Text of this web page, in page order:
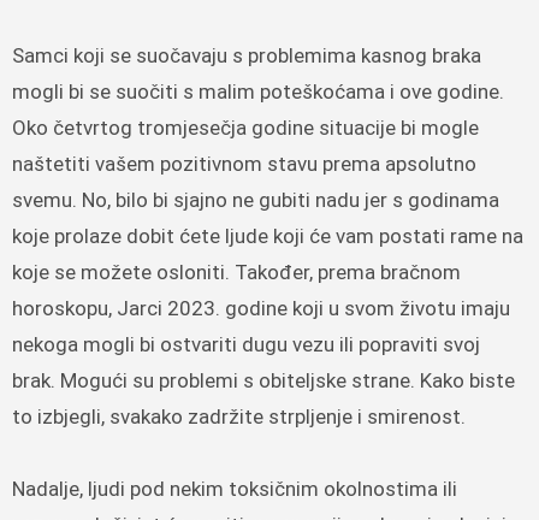
Samci koji se suočavaju s problemima kasnog braka
mogli bi se suočiti s malim poteškoćama i ove godine.
Oko četvrtog tromjesečja godine situacije bi mogle
naštetiti vašem pozitivnom stavu prema apsolutno
svemu. No, bilo bi sjajno ne gubiti nadu jer s godinama
koje prolaze dobit ćete ljude koji će vam postati rame na
koje se možete osloniti. Također, prema bračnom
horoskopu, Jarci 2023. godine koji u svom životu imaju
nekoga mogli bi ostvariti dugu vezu ili popraviti svoj
brak. Mogući su problemi s obiteljske strane. Kako biste
to izbjegli, svakako zadržite strpljenje i smirenost.
Nadalje, ljudi pod nekim toksičnim okolnostima ili